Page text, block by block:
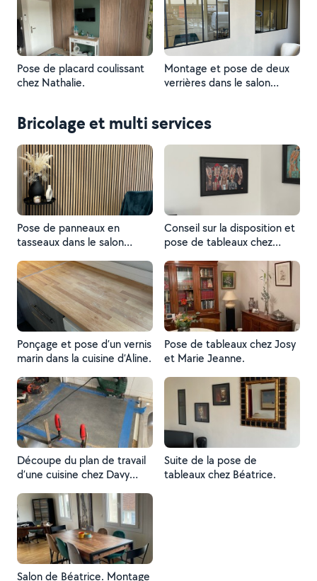
Pose de placard coulissant
chez Nathalie.
Montage et pose de deux
verrières dans le salon
Bricolage et multi services
Pose de panneaux en
tasseaux dans le salon
Conseil sur la disposition et
pose de tableaux chez
Ponçage et pose d’un vernis
marin dans la cuisine d’Aline.
Pose de tableaux chez Josy
et Marie Jeanne.
Découpe du plan de travail
d’une cuisine chez Davy
de cuisson. Plus
branchement électrique.
Suite de la pose de
tableaux chez Béatrice.
Salon de Béatrice. Montage